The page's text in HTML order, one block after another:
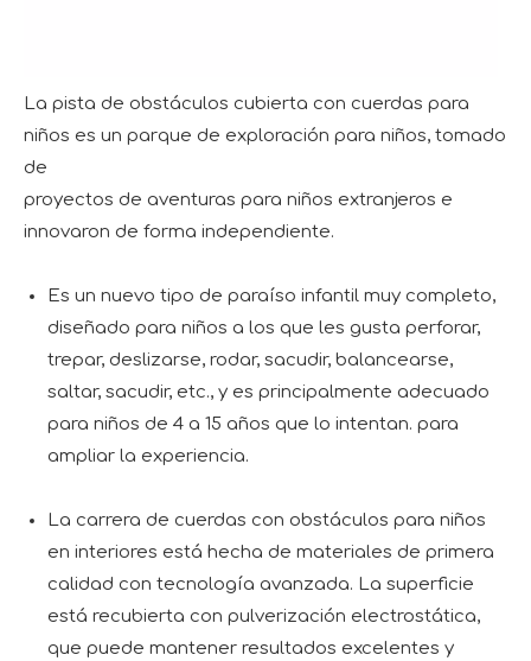
La pista de obstáculos cubierta con cuerdas para
niños es un parque de exploración para niños, tomado
de
proyectos de aventuras para niños extranjeros e
innovaron de forma independiente.
Es un nuevo tipo de paraíso infantil muy completo,
diseñado para niños a los que les gusta perforar,
trepar, deslizarse, rodar, sacudir, balancearse,
saltar, sacudir, etc., y es principalmente adecuado
para niños de 4 a 15 años que lo intentan. para
ampliar la experiencia.
La carrera de cuerdas con obstáculos para niños
en interiores está hecha de materiales de primera
calidad con tecnología avanzada. La superficie
está recubierta con pulverización electrostática,
que puede mantener resultados excelentes y